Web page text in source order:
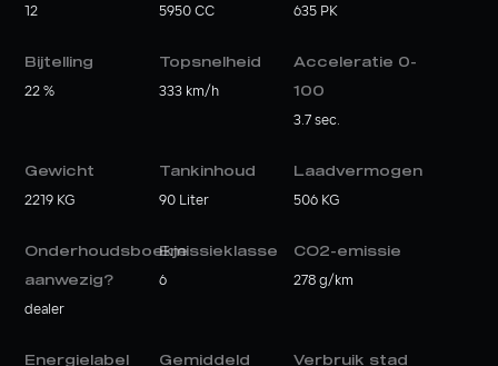
12 5950 CC 635 PK
Bijtelling
22 %
Topsnelheid
333 km/h
Acceleratie 0-
100
3.7 sec.
Gewicht
2219 KG
Tankinhoud
90 Liter
Laadvermogen
506 KG
Onderhoudsboekje
aanwezig?
dealer
Emissieklasse
6
CO2-emissie
278 g/km
Energielabel Gemiddeld Verbruik stad